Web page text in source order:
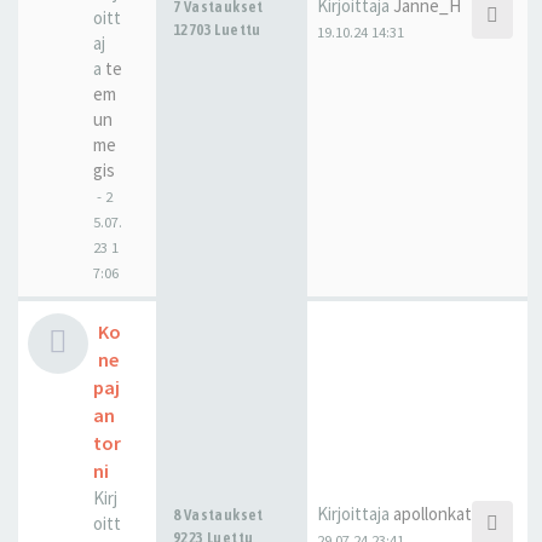
oitt
aj
a te
em
un
me
gis
- 2
5.07.
23 1
7:06
7 Vastaukset
12703 Luettu
Kirjoittaja Janne_H
19.10.24 14:31
Ko
ne
paj
an
tor
ni
Kirj
oitt
8 Vastaukset
9223 Luettu
Kirjoittaja apollonkatu